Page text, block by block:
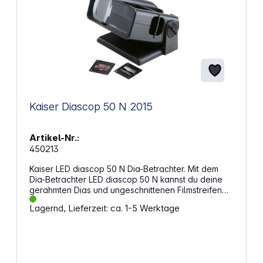
Kaiser Diascop 50 N 2015
Artikel-Nr.:
450213
Kaiser LED diascop 50 N Dia-Betrachter. Mit dem
Dia-Betrachter LED diascop 50 N kannst du deine
gerahmten Dias und ungeschnittenen Filmstreifen
neu erleben. Die 3-fach vergrößernde Doppellinse
sorgt für eine klare und detaillierte Ansicht deiner
Lagernd, Lieferzeit: ca. 1-5 Werktage